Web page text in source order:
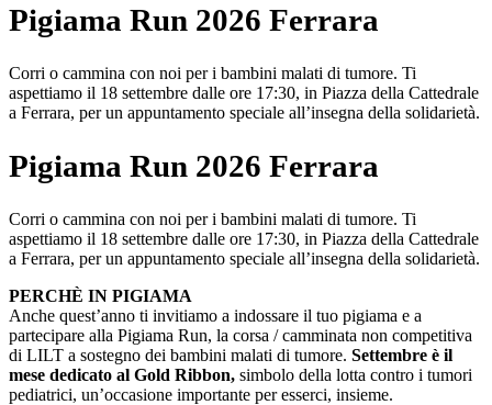
Pigiama Run 2026 Ferrara
Corri o cammina con noi per i bambini malati di tumore. Ti
aspettiamo il 18 settembre dalle ore 17:30, in Piazza della Cattedrale
a Ferrara, per un appuntamento speciale all’insegna della solidarietà.
Pigiama Run 2026 Ferrara
Corri o cammina con noi per i bambini malati di tumore. Ti
aspettiamo il 18 settembre dalle ore 17:30, in Piazza della Cattedrale
a Ferrara, per un appuntamento speciale all’insegna della solidarietà.
PERCHÈ IN PIGIAMA
Anche quest’anno ti invitiamo a indossare il tuo pigiama e a
partecipare alla Pigiama Run, la corsa / camminata non competitiva
di LILT a sostegno dei bambini malati di tumore. Settembre è il
mese dedicato al Gold Ribbon, simbolo della lotta contro i tumori
pediatrici, un’occasione importante per esserci, insieme.